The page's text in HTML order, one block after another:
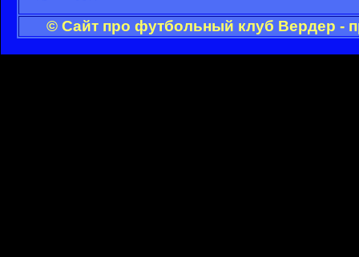
© Сайт про футбольный клуб Вердер -